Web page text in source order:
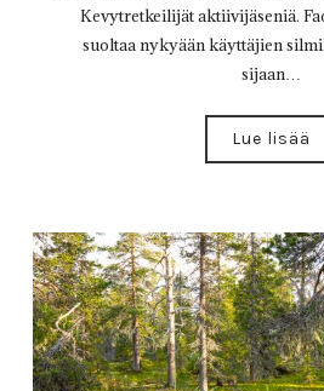
Kevytretkeilijät aktiivijäseniä.
suoltaa nykyään käyttäjien
sijaan…
Lue lisää